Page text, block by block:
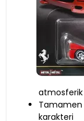
atmosferik
Tamamen
karakteri